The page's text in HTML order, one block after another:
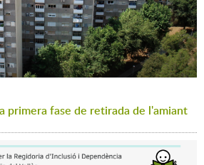
primera fase de retirada de l'amiant